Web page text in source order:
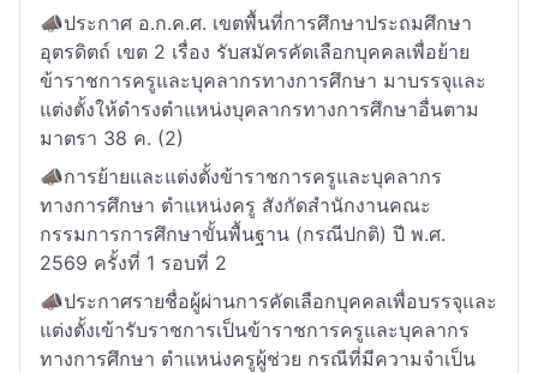
📣ประกาศ อ.ก.ค.ศ. เขตพื้นที่การศึกษาประถมศึกษา
อุตรดิตถ์ เขต 2 เรื่อง รับสมัครคัดเลือกบุคคลเพื่อย้าย
ข้าราชการครูและบุคลากรทางการศึกษา มาบรรจุและ
แต่งตั้งให้ดำรงตำแหน่งบุคลากรทางการศึกษาอื่นตาม
มาตรา 38 ค. (2)
📣การย้ายและแต่งตั้งข้าราชการครูและบุคลากร
ทางการศึกษา ตำแหน่งครู สังกัดสำนักงานคณะ
กรรมการการศึกษาขั้นพื้นฐาน (กรณีปกติ) ปี พ.ศ.
2569 ครั้งที่ 1 รอบที่ 2
📣ประกาศรายชื่อผู้ผ่านการคัดเลือกบุคคลเพื่อบรรจุและ
แต่งตั้งเข้ารับราชการเป็นข้าราชการครูและบุคลากร
ทางการศึกษา ตำแหน่งครูผู้ช่วย กรณีที่มีความจำเป็น